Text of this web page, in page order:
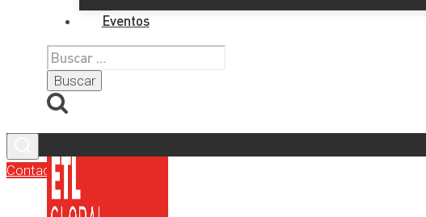
Eventos
Buscar:
Contacto